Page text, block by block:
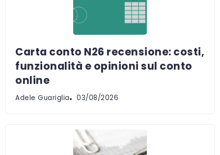
Carta conto N26 recensione: costi,
funzionalità e opinioni sul conto
online
Adele Guariglia 03/08/2026